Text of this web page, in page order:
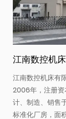
江南数控机
江南数控机床有
2006年，注册
计、制造、销售
标准化厂房，面